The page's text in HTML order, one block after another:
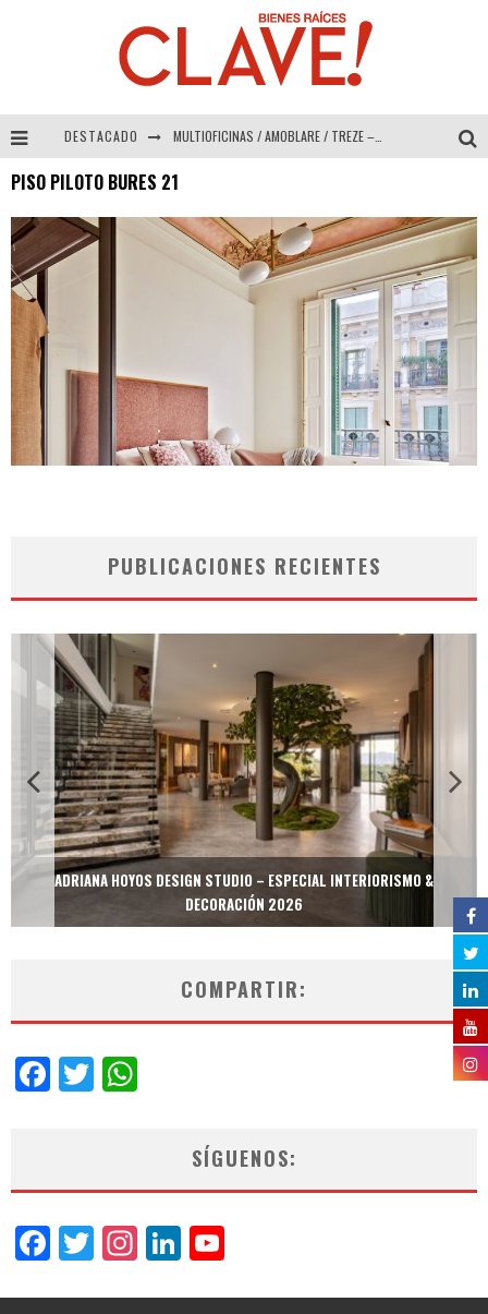
DESTACADO MULTIOFICINAS / AMOBLARE / TREZE – Especial Interiorismo & Decoración 2026
COLINEAL – Especial Interiorismo & Decoración 2026
PISO PILOTO BURES 21
PUBLICACIONES RECIENTES
ADRIANA HOYOS DESIGN STUDIO – ESPECIAL INTERIORISMO &
DECORACIÓN 2026
COMPARTIR:
Facebook
Twitter
SÍGUENOS:
Facebook
Twitter
Instagram
LinkedIn